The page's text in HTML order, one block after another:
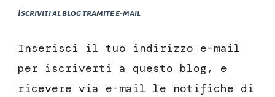
Iscriviti al blog tramite e-mail
Inserisci il tuo indirizzo e-mail
per iscriverti a questo blog, e
ricevere via e-mail le notifiche di